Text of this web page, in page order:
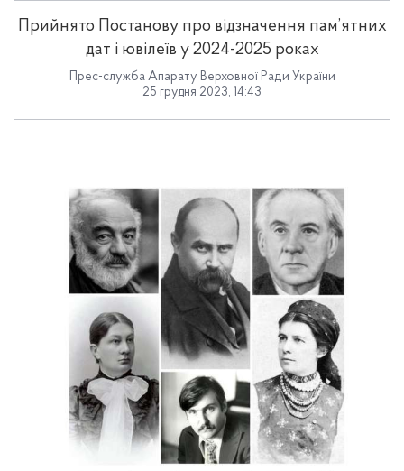
Прийнято Постанову про відзначення пам’ятних
дат і ювілеїв у 2024-2025 роках
Прес-служба Апарату Верховної Ради України
25 грудня 2023, 14:43